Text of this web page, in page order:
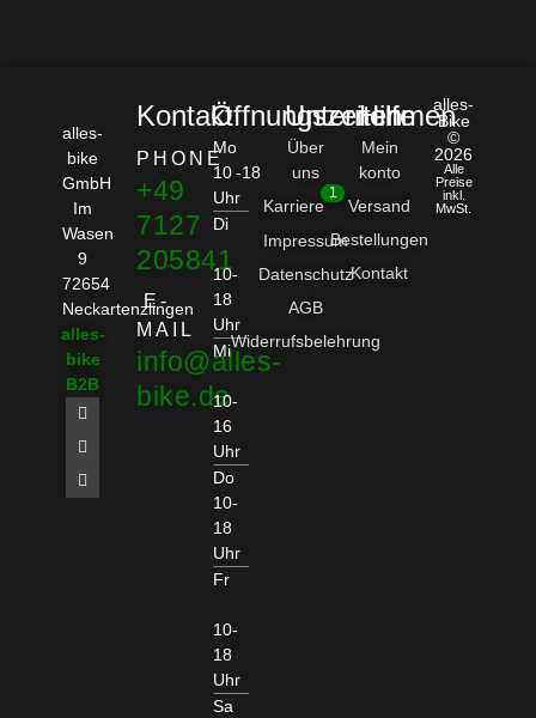
alles-
bike
GmbH
Im
Wasen
9
72654
Neckartenzlingen
alles-
bike
B2B
Kontakt
PHONE
+49
7127
205841
E-
MAIL
info@alles-
bike.de
Öffnungszeiten
Mo
10 -18
Uhr
Di
10-
18
Uhr
Mi
10-
16
Uhr
Do
10-
18
Uhr
Fr
10-
18
Uhr
Sa
Unternehmen
Über
uns
Karriere
1
Impressum
Datenschutz
AGB
Widerrufsbelehrung
Hilfe
Mein
konto
Versand
Bestellungen
Kontakt
alles-
Bike
©
2026
Alle
Preise
inkl.
MwSt.